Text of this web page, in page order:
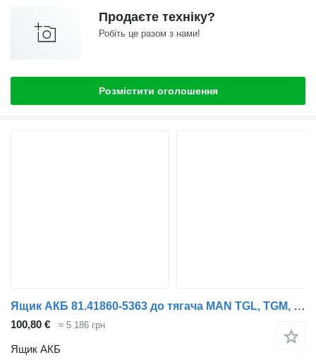
Продаєте техніку?
Робіть це разом з нами!
Розмістити оголошення
Ящик АКБ 81.41860-5363 до тягача MAN TGL, TGM, TGS, TGX (2005-2021)
100,80 € ≈ 5 186 грн
Ящик АКБ